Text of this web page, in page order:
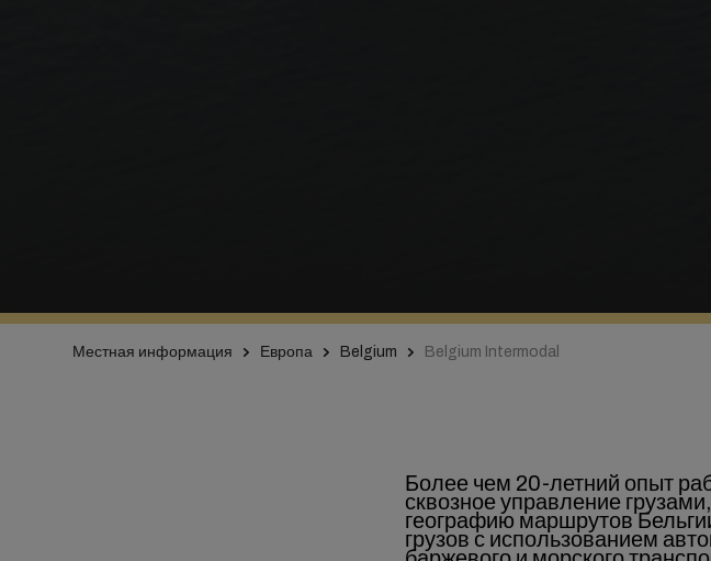
Местная информация Европа Belgium Belgium Intermodal
Более чем 20-летний опыт
сквозное управление
географию маршрутов
грузов с использованием